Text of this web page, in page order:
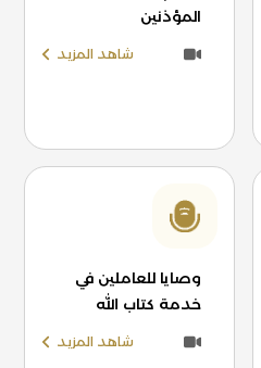
المؤذنين
شاهد المزيد
وصايا للعاملين في
خدمة كتاب الله
شاهد المزيد